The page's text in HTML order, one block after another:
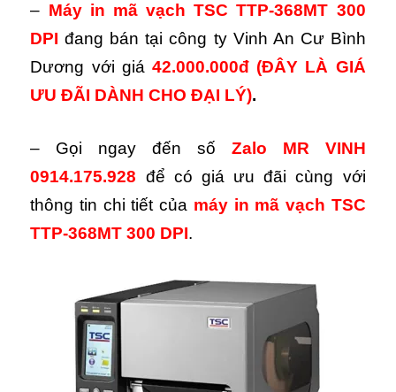
– Máy in mã vạch TSC TTP-368MT 300
DPI đang bán tại công ty Vinh An Cư Bình
Dương với giá 42.000.000đ (ĐÂY LÀ GIÁ
ƯU ĐÃI DÀNH CHO ĐẠI LÝ).
– Gọi ngay đến số Zalo MR VINH
0914.175.928 để có giá ưu đãi cùng với
thông tin chi tiết của máy in mã vạch TSC
TTP-368MT 300 DPI.